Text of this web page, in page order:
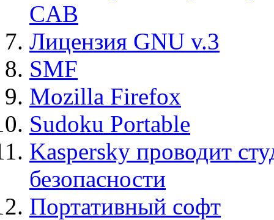
CAB
Лицензия GNU v.3
SMF
Mozilla Firefox
Sudoku Portable
Kaspersky проводит
безопасности
Портативный софт